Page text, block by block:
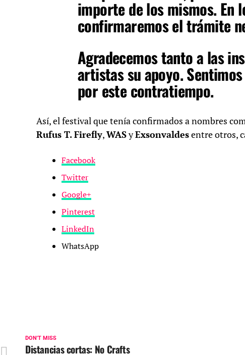
importe de los mismos. En
confirmaremos el trámite
Agradecemos tanto a las
artistas su apoyo.
por este contratiempo.
Así, el festival que tenía confirmados a nombres
Rufus T. Firefly,WASyExsonvaldesentre otros,
Facebook
Twitter
Google+
Pinterest
LinkedIn
WhatsApp
DON'T MISS
Distancias cortas: No Crafts